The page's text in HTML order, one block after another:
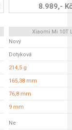
8.989,-
Xiaomi Mi 10T
Nový
Dotyková
214,5 g
165,38 mm
76,8 mm
9 mm
Ne